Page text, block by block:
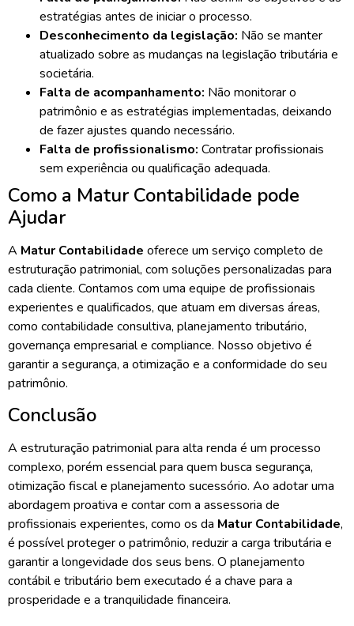
estratégias antes de iniciar o processo.
Desconhecimento da legislação: Não se manter
atualizado sobre as mudanças na legislação tributária e
societária.
Falta de acompanhamento: Não monitorar o
patrimônio e as estratégias implementadas, deixando
de fazer ajustes quando necessário.
Falta de profissionalismo: Contratar profissionais
sem experiência ou qualificação adequada.
Como a Matur Contabilidade pode
Ajudar
A Matur Contabilidade oferece um serviço completo de
estruturação patrimonial, com soluções personalizadas para
cada cliente. Contamos com uma equipe de profissionais
experientes e qualificados, que atuam em diversas áreas,
como contabilidade consultiva, planejamento tributário,
governança empresarial e compliance. Nosso objetivo é
garantir a segurança, a otimização e a conformidade do seu
patrimônio.
Conclusão
A estruturação patrimonial para alta renda é um processo
complexo, porém essencial para quem busca segurança,
otimização fiscal e planejamento sucessório. Ao adotar uma
abordagem proativa e contar com a assessoria de
profissionais experientes, como os da Matur Contabilidade,
é possível proteger o patrimônio, reduzir a carga tributária e
garantir a longevidade dos seus bens. O planejamento
contábil e tributário bem executado é a chave para a
prosperidade e a tranquilidade financeira.